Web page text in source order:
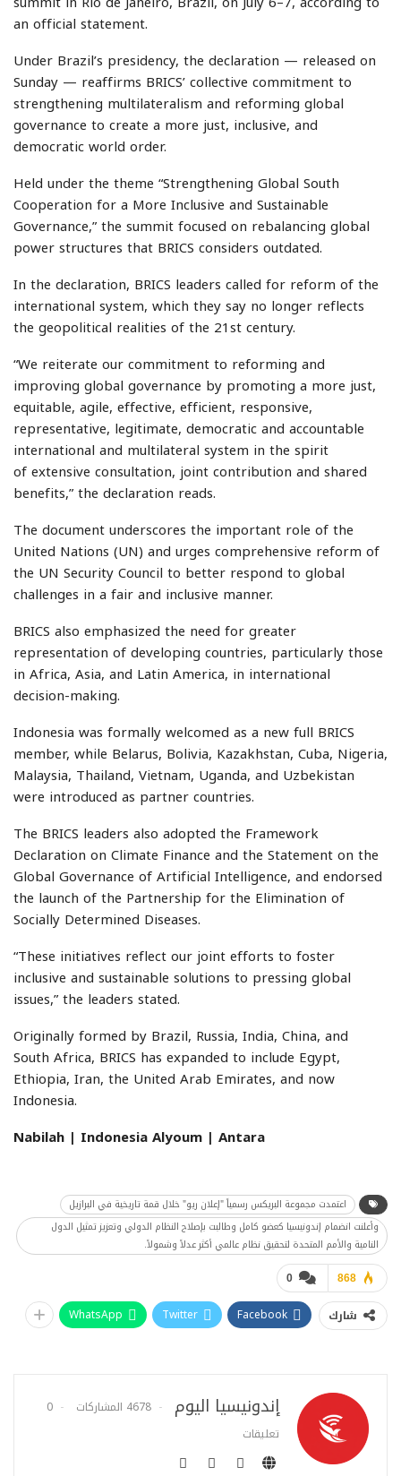
an official statement.
Under Brazil’s presidency, the declaration — released on
Sunday — reaffirms BRICS’ collective commitment to
strengthening multilateralism and reforming global
governance to create a more just, inclusive, and
democratic world order.
Held under the theme “Strengthening Global South
Cooperation for a More Inclusive and Sustainable
Governance,” the summit focused on rebalancing global
power structures that BRICS considers outdated.
In the declaration, BRICS leaders called for reform of the
international system, which they say no longer reflects
the geopolitical realities of the 21st century.
“We reiterate our commitment to reforming and
improving global governance by promoting a more just,
equitable, agile, effective, efficient, responsive,
representative, legitimate, democratic and accountable
international and multilateral system in the spirit
of extensive consultation, joint contribution and shared
benefits,” the declaration reads.
The document underscores the important role of the
United Nations (UN) and urges comprehensive reform of
the UN Security Council to better respond to global
challenges in a fair and inclusive manner.
BRICS also emphasized the need for greater
representation of developing countries, particularly those
in Africa, Asia, and Latin America, in international
decision-making.
Indonesia was formally welcomed as a new full BRICS
member, while Belarus, Bolivia, Kazakhstan, Cuba, Nigeria,
Malaysia, Thailand, Vietnam, Uganda, and Uzbekistan
were introduced as partner countries.
The BRICS leaders also adopted the Framework
Declaration on Climate Finance and the Statement on the
Global Governance of Artificial Intelligence, and endorsed
the launch of the Partnership for the Elimination of
Socially Determined Diseases.
“These initiatives reflect our joint efforts to foster
inclusive and sustainable solutions to pressing global
issues,” the leaders stated.
Originally formed by Brazil, Russia, India, China, and
South Africa, BRICS has expanded to include Egypt,
Ethiopia, Iran, the United Arab Emirates, and now
Indonesia.
Nabilah | Indonesia Alyoum | Antara
اعتمدت مجموعة البريكس رسمياً "إعلان ريو" خلال قمة تاريخية في البرازيل
وأعلنت انضمام إندونيسيا كعضو كامل وطالبت بإصلاح النظام الدولي وتعزيز تمثيل الدول
النامية والأمم المتحدة لتحقيق نظام عالمي أكثر عدلاً وشمولاً.
0 868
شارك Facebook
Twitter
WhatsApp
إندونيسيا اليوم 4678 المشاركات
0
تعليقات